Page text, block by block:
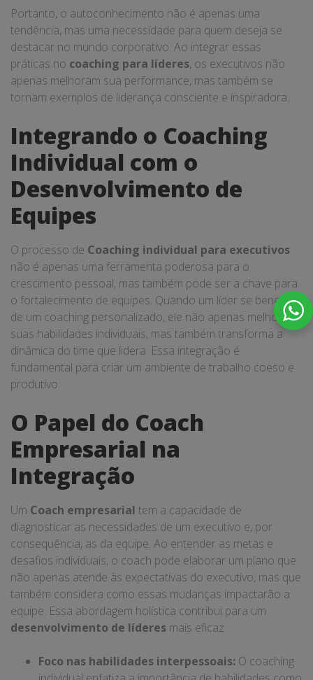
Portanto, o autoconhecimento não é apenas uma
tendência, mas uma necessidade para quem deseja se
destacar no mundo corporativo. Ao integrar essas
práticas no coaching para líderes, os executivos não
apenas melhoram sua performance, mas também se
tornam exemplos de liderança consciente e inspiradora.
Integrando o Coaching
Individual com o
Desenvolvimento de
Equipes
O processo de Coaching individual para executivos
não é apenas uma ferramenta poderosa para o
crescimento pessoal, mas também pode ser a chave para
o fortalecimento de equipes. Quando um líder se beneficia
de um coaching personalizado, ele não apenas melhora
suas habilidades individuais, mas também transforma a
dinâmica do time que lidera. Essa integração é
fundamental para criar um ambiente de trabalho coeso e
produtivo.
O Papel do Coach
Empresarial na
Integração
Um Coach empresarial tem a capacidade de
diagnosticar as necessidades de um executivo e, por
consequência, as da equipe. Ao entender as metas e
desafios individuais, o coach pode elaborar um plano que
não apenas atende às expectativas do executivo, mas que
também considera como essas mudanças impactarão a
equipe. Essa abordagem holística contribui para um
desenvolvimento de líderes mais eficaz.
Foco nas habilidades interpessoais: O coaching